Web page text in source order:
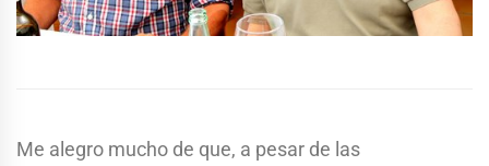
Me alegro mucho de que, a pesar de las